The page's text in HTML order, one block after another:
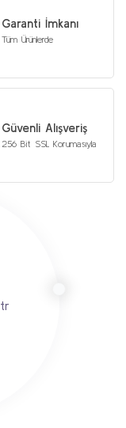
Garanti İmkanı
Tüm Ürünlerde
Güvenli Alışveriş
256 Bit SSL Korumasıyla